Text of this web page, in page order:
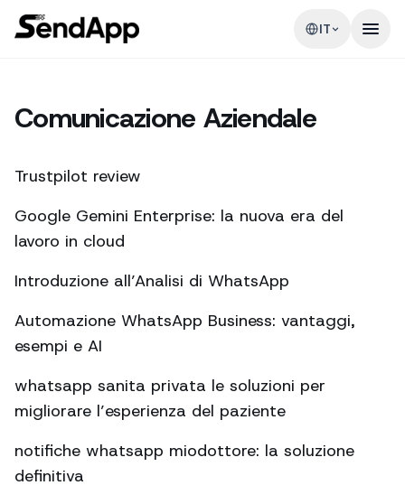
IT
Comunicazione Aziendale
Trustpilot review
Google Gemini Enterprise: la nuova era del
lavoro in cloud
Introduzione all’Analisi di WhatsApp
Automazione WhatsApp Business: vantaggi,
esempi e AI
whatsapp sanita privata le soluzioni per
migliorare l’esperienza del paziente
notifiche whatsapp miodottore: la soluzione
definitiva